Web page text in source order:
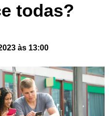
todas?
às 13:00